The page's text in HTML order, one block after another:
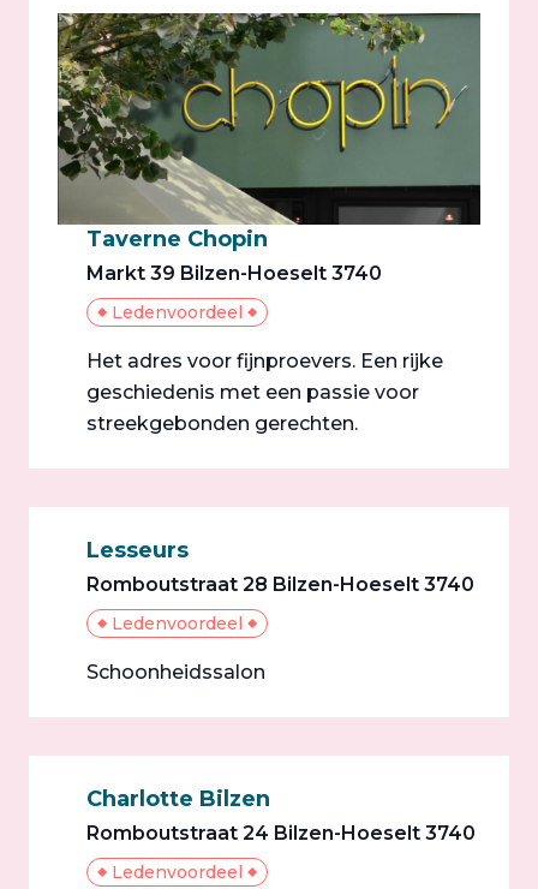
Taverne Chopin
Markt 39 Bilzen-Hoeselt 3740
Ledenvoordeel
Het adres voor fijnproevers. Een rijke
geschiedenis met een passie voor
streekgebonden gerechten.
Lesseurs
Romboutstraat 28 Bilzen-Hoeselt 3740
Ledenvoordeel
Schoonheidssalon
Charlotte Bilzen
Romboutstraat 24 Bilzen-Hoeselt 3740
Ledenvoordeel